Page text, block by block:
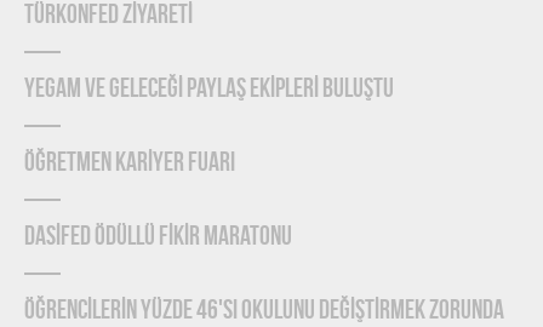
TÜRKONFED ZİYARETİ
YEGAM ve GELECEĞİ PAYLAŞ EKİPLERİ BULUŞTU
ÖĞRETMEN KARİYER FUARI
DASİFED ÖDÜLLÜ FİKİR MARATONU
ÖĞRENCİLERİN YÜZDE 46'SI OKULUNU DEĞİŞTİRMEK ZORUNDA